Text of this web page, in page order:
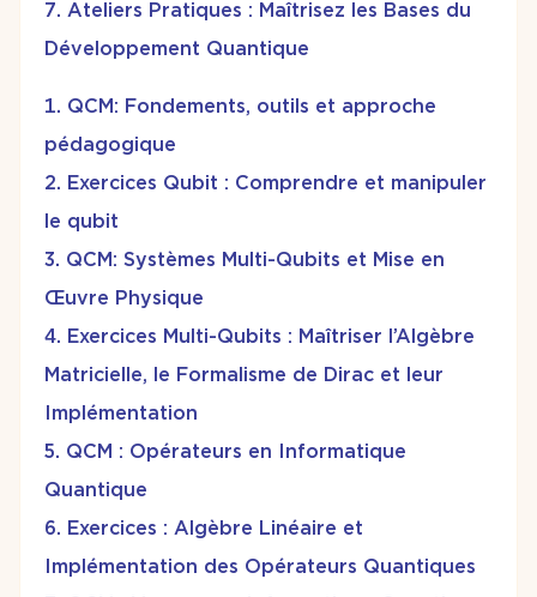
Ateliers Pratiques : Maîtrisez les Bases du
Développement Quantique
QCM: Fondements, outils et approche
pédagogique
Exercices Qubit : Comprendre et manipuler
le qubit
QCM: Systèmes Multi-Qubits et Mise en
Œuvre Physique
Exercices Multi-Qubits : Maîtriser l’Algèbre
Matricielle, le Formalisme de Dirac et leur
Implémentation
QCM : Opérateurs en Informatique
Quantique
Exercices : Algèbre Linéaire et
Implémentation des Opérateurs Quantiques